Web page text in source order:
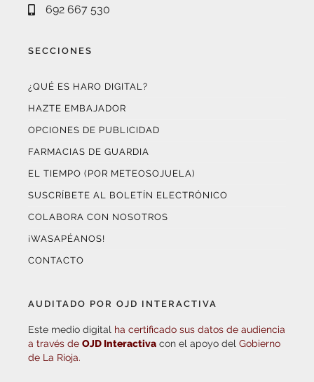
692 667 530
SECCIONES
¿QUÉ ES HARO DIGITAL?
HAZTE EMBAJADOR
OPCIONES DE PUBLICIDAD
FARMACIAS DE GUARDIA
EL TIEMPO (POR METEOSOJUELA)
SUSCRÍBETE AL BOLETÍN ELECTRÓNICO
COLABORA CON NOSOTROS
¡WASAPÉANOS!
CONTACTO
AUDITADO POR OJD INTERACTIVA
Este medio digital ha certificado sus datos de audiencia
a través de OJD Interactiva con el apoyo del Gobierno
de La Rioja.